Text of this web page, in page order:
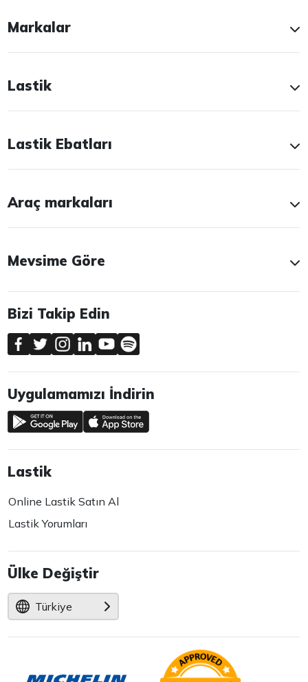
Markalar
Lastik
Lastik Ebatları
Araç markaları
Mevsime Göre
Bizi Takip Edin
Uygulamamızı İndirin
Lastik
Online Lastik Satın Al
Lastik Yorumları
Ülke Değiştir
Türkiye